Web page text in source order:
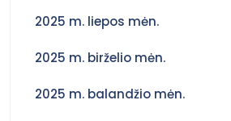
2025 m. liepos mėn.
2025 m. birželio mėn.
2025 m. balandžio mėn.